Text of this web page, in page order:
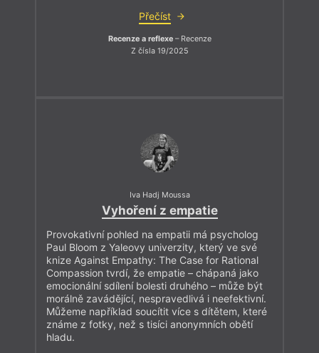
Přečíst
Recenze a reflexe– Recenze
Z čísla 19/2025
Iva Hadj Moussa
Vyhoření z empatie
Provokativní pohled na empatii má psycholog
Paul Bloom z Yaleovy univerzity, který ve své
knize Against Empathy: The Case for Rational
Compassion tvrdí, že empatie – chápaná jako
emocionální sdílení bolesti druhého – může být
morálně zavádějící, nespravedlivá i neefektivní.
Můžeme například soucítit více s dítětem, které
známe z fotky, než s tisíci anonymních obětí
hladu.